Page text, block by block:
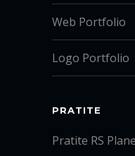
Web Portfolio
Logo Portfolio
PRATITE
Pratite RS